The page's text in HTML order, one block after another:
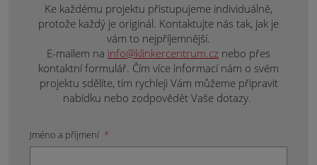
Ke každému projektu přistupujeme individuálně,
protože každý je originál. Kontaktujte nás tak, jak je
vám to nejpříjemnější.
E-mailem na info@klinkercentrum.cz nebo přes
kontaktní formulář. Čím více informací nám o svém
projektu sdělíte, tím rychleji Vám můžeme připravit
nabídku nebo zodpovědět Vaše dotazy.
Jméno a příjmení *